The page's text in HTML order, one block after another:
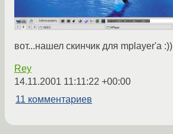
вот...нашел скинчик для mplayer'a :))
Rey
14.11.2001 11:11:22 +00:00
11 комментариев